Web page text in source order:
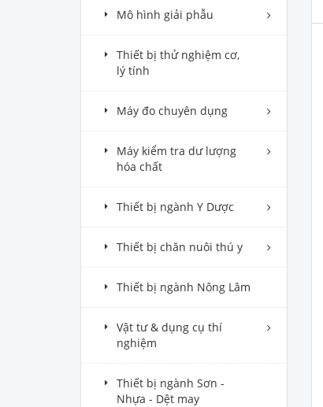
Mô hình giải phẫu
Thiết bị thử nghiệm cơ,
lý tính
Máy đo chuyên dụng
Máy kiểm tra dư lượng
hóa chất
Thiết bị ngành Y Dược
Thiết bị chăn nuôi thú y
Thiết bị ngành Nông Lâm
Vật tư & dụng cụ thí
nghiệm
Thiết bị ngành Sơn -
Nhựa - Dệt may